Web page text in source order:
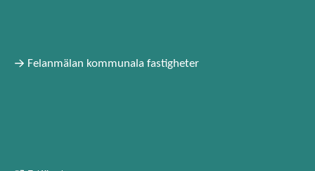
Felanmälan kommunala fastigheter